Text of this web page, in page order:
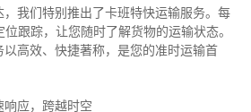
我们特别推出了卡班特快运输服务。每
跟踪，让您随时了解货物的运输状态。
高效、快捷著称，是您的准时运输首
响应，跨越时空